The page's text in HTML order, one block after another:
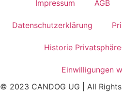
Impressum AGB
Datenschutz­­erklärung
Historie
Einwilligungen
© 2023 CANDOG UG | All